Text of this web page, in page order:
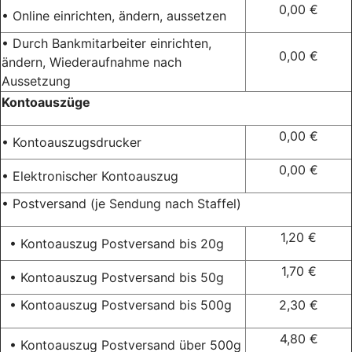
• Online einrichten, ändern, aussetzen 0,00 €
• Durch Bankmitarbeiter einrichten,
ändern, Wiederaufnahme nach
Aussetzung
0,00 €
Kontoauszüge
• Kontoauszugsdrucker 0,00 €
• Elektronischer Kontoauszug 0,00 €
• Postversand (je Sendung nach Staffel)
• Kontoauszug Postversand bis 20g 1,20 €
• Kontoauszug Postversand bis 50g 1,70 €
• Kontoauszug Postversand bis 500g 2,30 €
• Kontoauszug Postversand über 500g 4,80 €